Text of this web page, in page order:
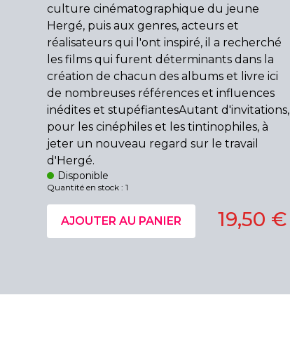
culture cinématographique du jeune
Hergé, puis aux genres, acteurs et
réalisateurs qui l'ont inspiré, il a recherché
les films qui furent déterminants dans la
création de chacun des albums et livre ici
de nombreuses références et influences
inédites et stupéfiantesAutant d'invitations,
pour les cinéphiles et les tintinophiles, à
jeter un nouveau regard sur le travail
d'Hergé.
Disponible
Quantité en stock : 1
19,50 €
AJOUTER AU PANIER